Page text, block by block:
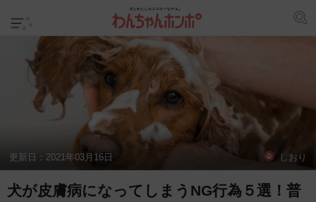
更新日： 2021年03月16日 しおり
犬が皮膚病になってしまうNG行為５選！普